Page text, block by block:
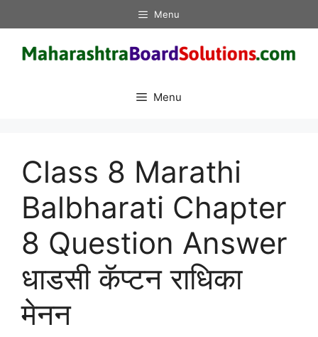
to
content
Menu
Menu
Class 8 Marathi
Balbharati Chapter
8 Question Answer
धाडसी कॅप्टन राधिका
मेनन